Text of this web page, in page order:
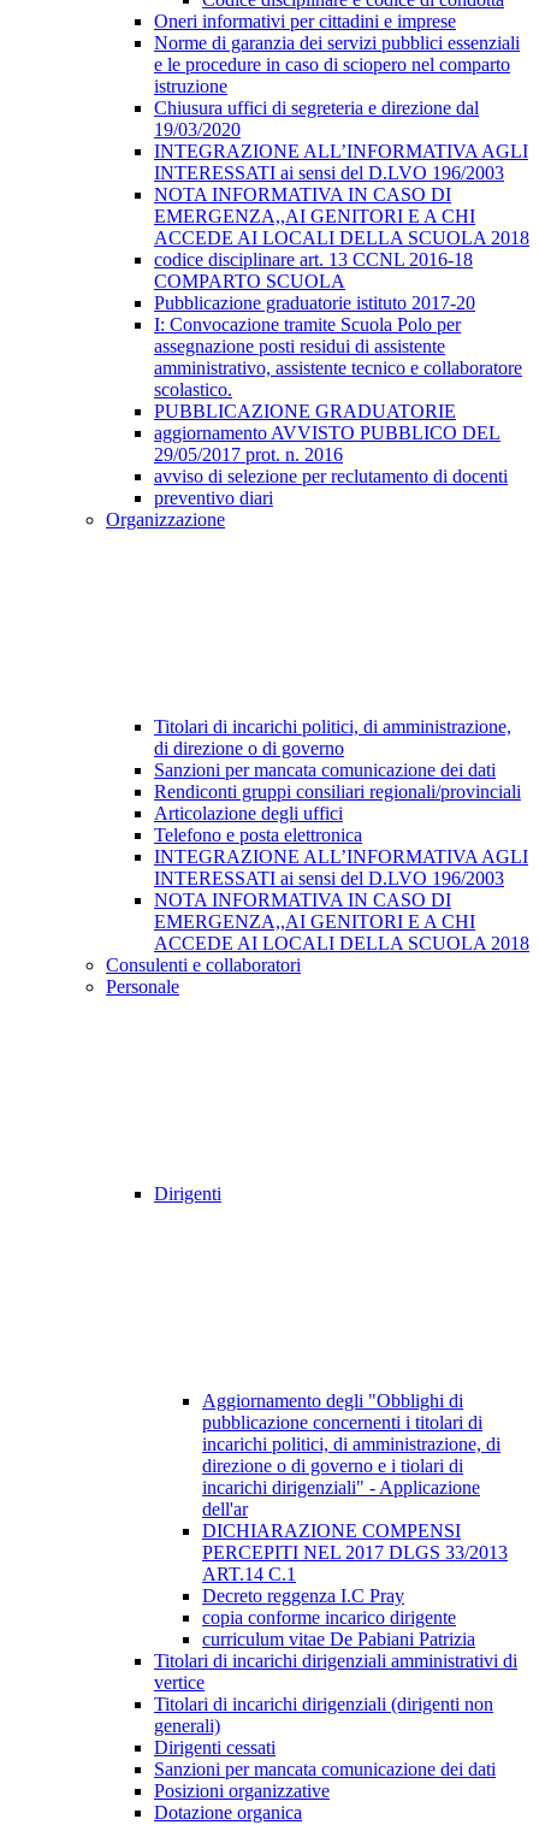
Oneri informativi per cittadini e imprese
Norme di garanzia dei servizi pubblici essenziali
e le procedure in caso di sciopero nel comparto
istruzione
Chiusura uffici di segreteria e direzione dal
19/03/2020
INTEGRAZIONE ALL’INFORMATIVA AGLI
INTERESSATI ai sensi del D.LVO 196/2003
NOTA INFORMATIVA IN CASO DI
EMERGENZA,,AI GENITORI E A CHI
ACCEDE AI LOCALI DELLA SCUOLA 2018
codice disciplinare art. 13 CCNL 2016-18
COMPARTO SCUOLA
Pubblicazione graduatorie istituto 2017-20
I: Convocazione tramite Scuola Polo per
assegnazione posti residui di assistente
amministrativo, assistente tecnico e collaboratore
scolastico.
PUBBLICAZIONE GRADUATORIE
aggiornamento AVVISTO PUBBLICO DEL
29/05/2017 prot. n. 2016
avviso di selezione per reclutamento di docenti
preventivo diari
Organizzazione
Titolari di incarichi politici, di amministrazione,
di direzione o di governo
Sanzioni per mancata comunicazione dei dati
Rendiconti gruppi consiliari regionali/provinciali
Articolazione degli uffici
Telefono e posta elettronica
INTEGRAZIONE ALL’INFORMATIVA AGLI
INTERESSATI ai sensi del D.LVO 196/2003
NOTA INFORMATIVA IN CASO DI
EMERGENZA,,AI GENITORI E A CHI
ACCEDE AI LOCALI DELLA SCUOLA 2018
Consulenti e collaboratori
Personale
Dirigenti
Aggiornamento degli "Obblighi di
pubblicazione concernenti i titolari di
incarichi politici, di amministrazione, di
direzione o di governo e i tiolari di
incarichi dirigenziali" - Applicazione
dell'ar
DICHIARAZIONE COMPENSI
PERCEPITI NEL 2017 DLGS 33/2013
ART.14 C.1
Decreto reggenza I.C Pray
copia conforme incarico dirigente
curriculum vitae De Pabiani Patrizia
Titolari di incarichi dirigenziali amministrativi di
vertice
Titolari di incarichi dirigenziali (dirigenti non
generali)
Dirigenti cessati
Sanzioni per mancata comunicazione dei dati
Posizioni organizzative
Dotazione organica